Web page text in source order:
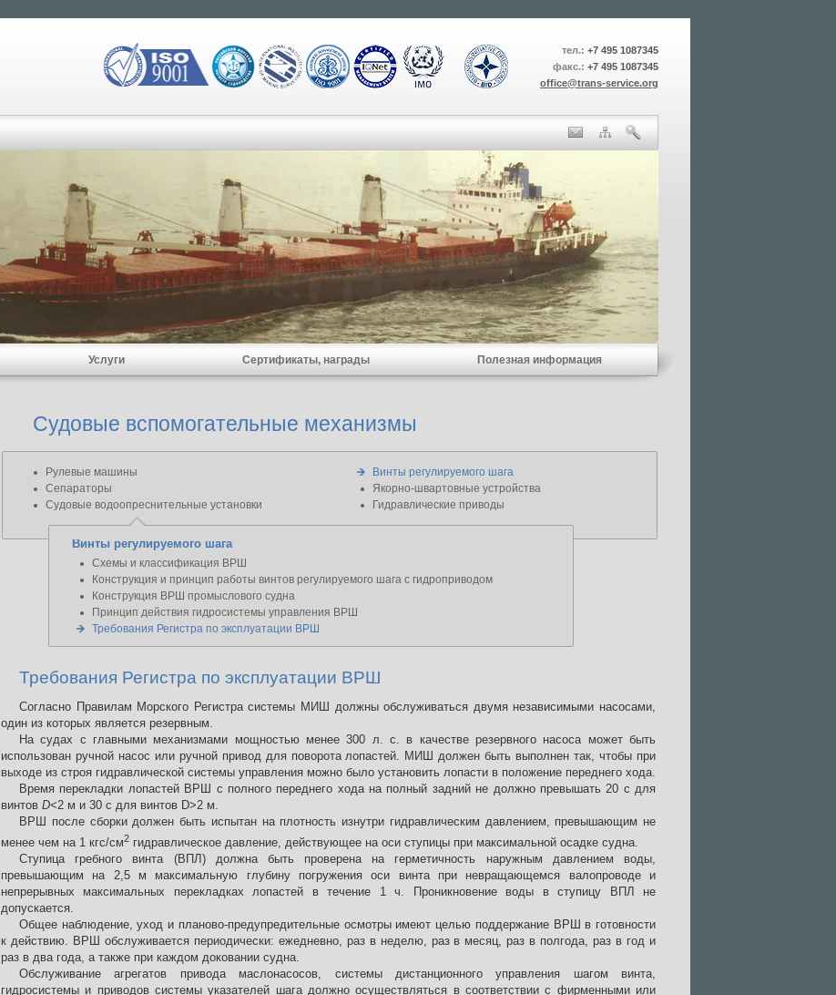
тел.: +7 495 1087345
факс.: +7 495 1087345
office@trans-service.org
Услуги Сертификаты, награды Полезная информация
Судовые вспомогательные механизмы
Рулевые машины
Сепараторы
Судовые водоопреснительные установки
Винты регулируемого шага
Якорно-швартовные устройства
Гидравлические приводы
Винты регулируемого шага
Схемы и классификация ВРШ
Конструкция и принцип работы винтов регулируемого шага с гидроприводом
Конструкция ВРШ промыслового судна
Принцип действия гидросистемы управления ВРШ
Требования Регистра по эксплуатации ВРШ
Требования Регистра по эксплуатации ВРШ
Согласно Правилам Морского Регистра системы МИШ должны обслуживаться двумя независимыми насосами,
один из которых является резервным.
На судах с главными механизмами мощностью менее 300 л. с. в качестве резервного насоса может быть
использован ручной насос или ручной привод для поворота лопастей. МИШ должен быть выполнен так, чтобы при
выходе из строя гидравлической системы управления можно было установить лопасти в положение переднего хода.
Время перекладки лопастей ВРШ с полного переднего хода на полный задний не должно превышать 20 с для
винтов D<2 м и 30 с для винтов D>2 м.
ВРШ после сборки должен быть испытан на плотность изнутри гидравлическим давлением, превышающим не
менее чем на 1 кгс/см2 гидравлическое давление, действующее на оси ступицы при максимальной осадке судна.
Ступица гребного винта (ВПЛ) должна быть проверена на герметичность наружным давлением воды,
превышающим на 2,5 м максимальную глубину погружения оси винта при невращающемся валопроводе и
непрерывных максимальных перекладках лопастей в течение 1 ч. Проникновение воды в ступицу ВПЛ не
допускается.
Общее наблюдение, уход и планово-предупредительные осмотры имеют целью поддержание ВРШ в готовности
к действию. ВРШ обслуживается периодически: ежедневно, раз в неделю, раз в месяц, раз в полгода, раз в год и
раз в два года, а также при каждом доковании судна.
Обслуживание агрегатов привода маслонасосов, системы дистанционного управления шагом винта,
гидросистемы и приводов системы указателей шага должно осуществляться в соответствии с фирменными или